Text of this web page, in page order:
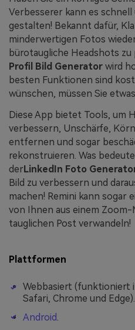
Verbesserer kann es
gestalten! Bekannt dafür,
minderwertigen Fotos
bürotaugliche Headshots zu
Profil
Bild Generator wird
besten Funktionen sind
wünschen, müssen Sie
Diese App bietet Tools, um
verbessern, Unschärfe,
entfernen und sogar
rekonstruieren. Was
derLinkedIn Foto
Bild zu verbessern und
machen! Remini kann sogar
von Ihnen aus einem
tauglichen Post verwandeln!
Plattformen
Webbasiert (funktioniert
Safari, Chrome und Edge).
Android